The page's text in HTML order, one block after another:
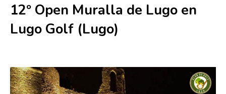
12º Open Muralla de Lugo en
Lugo Golf (Lugo)